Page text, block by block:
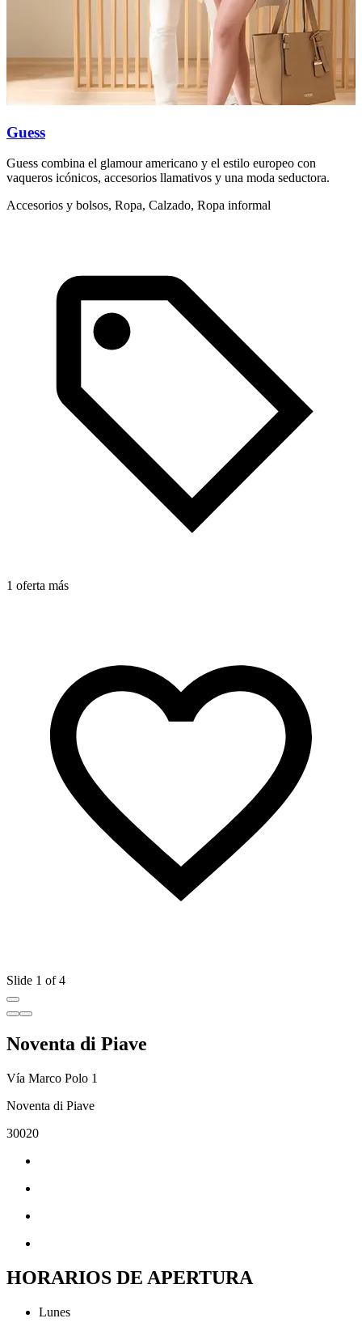
Guess
Guess combina el glamour americano y el estilo europeo con
vaqueros icónicos, accesorios llamativos y una moda seductora.
Accesorios y bolsos, Ropa, Calzado, Ropa informal
1 oferta más
Slide 1 of 4
Noventa di Piave
Vía Marco Polo 1
Noventa di Piave
30020
HORARIOS DE APERTURA
Lunes